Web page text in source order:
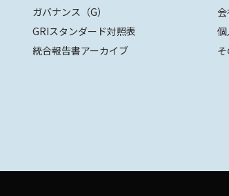
ガバナンス（G）
GRIスタンダード対照表
統合報告書アーカイブ